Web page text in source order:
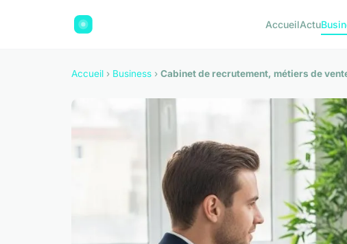
AccueilActu
Accueil › Business › Cabinet de recrutement, métiers de